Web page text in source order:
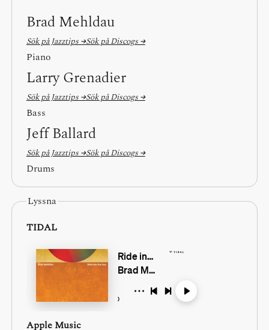
Brad Mehldau
Sök på Jazztips →Sök på Discogs →
Piano
Larry Grenadier
Sök på Jazztips →Sök på Discogs →
Bass
Jeff Ballard
Sök på Jazztips →Sök på Discogs →
Drums
Lyssna
TIDAL
Apple Music